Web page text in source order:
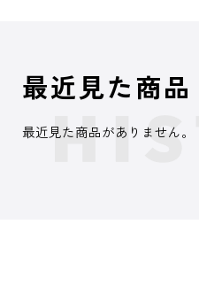
最近見た商品
最近見た商品がありません。